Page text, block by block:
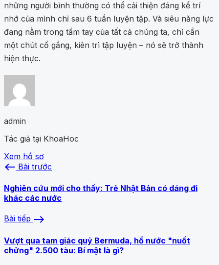
những người bình thường có thể cải thiện đáng kể trí
nhớ của mình chỉ sau 6 tuần luyện tập. Và siêu năng lực
đang nằm trong tầm tay của tất cả chúng ta, chỉ cần
một chút cố gắng, kiên trì tập luyện – nó sẽ trở thành
hiện thực.
admin
Tác giả tại KhoaHoc
Xem hồ sơ
west Bài trước
Nghiên cứu mới cho thấy: Trẻ Nhật Bản có dáng đi
khác các nước
Bài tiếp east
Vượt qua tam giác quỷ Bermuda, hồ nước "nuốt
chửng" 2.500 tàu: Bí mật là gì?